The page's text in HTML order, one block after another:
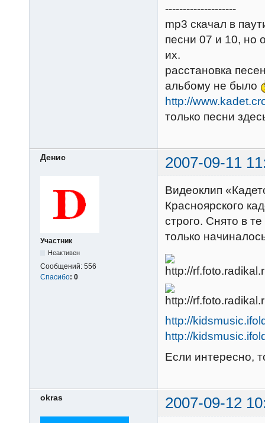
--------------------
mp3 скачал в
песни 07 и 10, но
их.
расстановка
альбому не было
http://
только песни
Денис 2007-09-11
Участник
Неактивен
Сообщений: 556
Спасибо: 0
Видеоклип
Красноярского
строго. Снято в
только
http://
http://
Если интересно,
okras 2007-09-12